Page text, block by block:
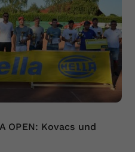
OPEN: Kovacs und